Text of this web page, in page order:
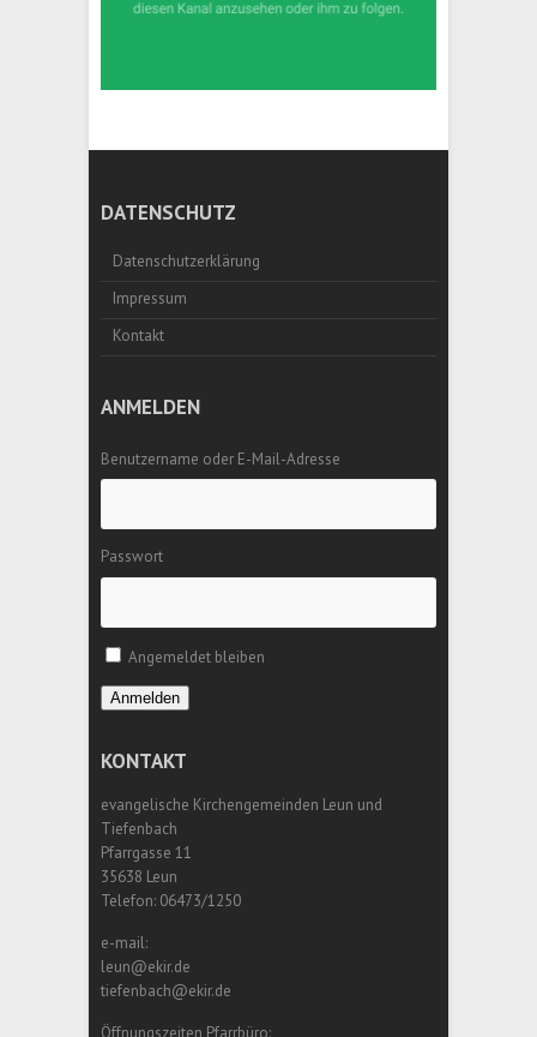
DATENSCHUTZ
Datenschutzerklärung
Impressum
Kontakt
ANMELDEN
Benutzername oder E-Mail-Adresse
Passwort
Angemeldet bleiben
Anmelden
KONTAKT
evangelische Kirchengemeinden Leun und
Tiefenbach
Pfarrgasse 11
35638 Leun
Telefon: 06473/1250
e-mail:
leun@ekir.de
tiefenbach@ekir.de
Öffnungszeiten Pfarrbüro: